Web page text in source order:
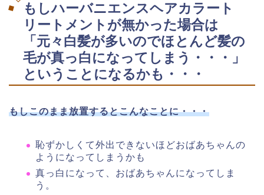
もしハーバニエンスヘアカラート
リートメントが無かった場合は
「元々白髪が多いのでほとんど髪の
毛が真っ白になってしまう・・・」
ということになるかも・・・
もしこのまま放置するとこんなことに・・・
恥ずかしくて外出できないほどおばあちゃんの
ようになってしまうかも
真っ白になって、おばあちゃんになってしま
う。